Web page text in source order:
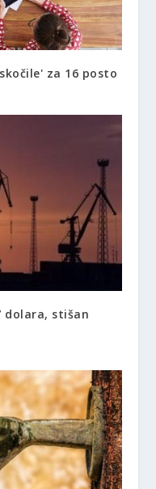
za 16 posto
dolara, stišan